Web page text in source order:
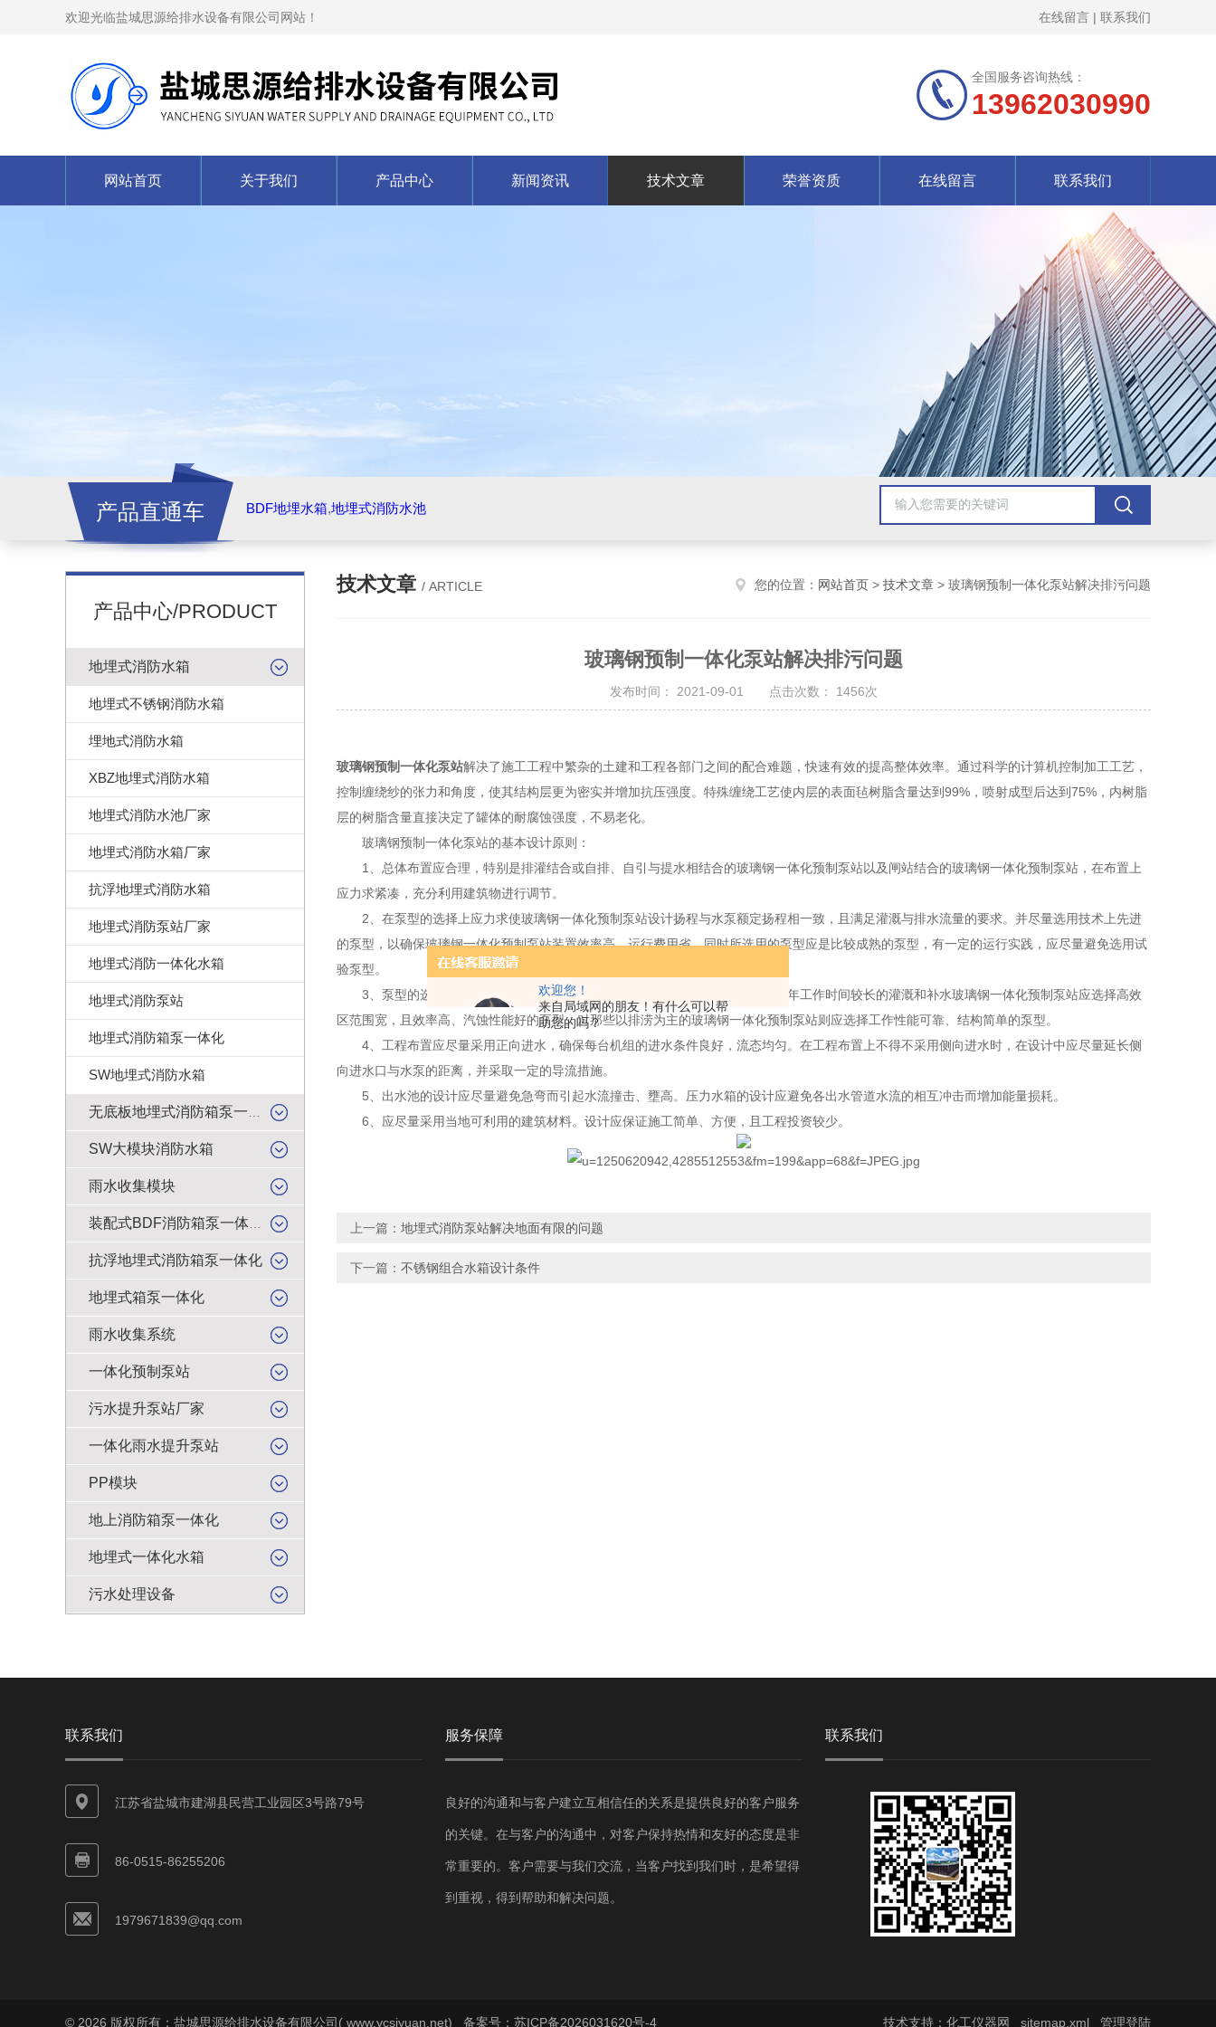
欢迎您！
来自局域网的朋友！有什么可以帮
助您的吗？
欢迎光临盐城思源给排水设备有限公司网站！ 在线留言 | 联系我们
全国服务咨询热线：
13962030990
网站首页 关于我们 产品中心 新闻资讯 技术文章 荣誉资质 在线留言 联系我们
产品直通车 BDF地埋水箱,地埋式消防水池
产品中心/PRODUCT
地埋式消防水箱
地埋式不锈钢消防水箱
埋地式消防水箱
XBZ地埋式消防水箱
地埋式消防水池厂家
地埋式消防水箱厂家
抗浮地埋式消防水箱
地埋式消防泵站厂家
地埋式消防一体化水箱
地埋式消防泵站
地埋式消防箱泵一体化
SW地埋式消防水箱
SW大模块消防水箱
雨水收集模块
抗浮地埋式消防箱泵一体化
地埋式箱泵一体化
雨水收集系统
一体化预制泵站
污水提升泵站厂家
一体化雨水提升泵站
PP模块
地上消防箱泵一体化
地埋式一体化水箱
污水处理设备
技术文章 / ARTICLE 您的位置： 网站首页 > 技术文章 > 玻璃钢预制一体化泵站解决排污问题
玻璃钢预制一体化泵站解决排污问题
发布时间： 2021-09-01 点击次数： 1456次
玻璃钢预制一体化泵站解决了施工工程中繁杂的土建和工程各部门之间的配合难题，快速有效的提高整体效率。通过科学的计算机控制加工工艺，
控制缠绕纱的张力和角度，使其结构层更为密实并增加抗压强度。特殊缠绕工艺使内层的表面毡树脂含量达到99%，喷射成型后达到75%，内树脂
层的树脂含量直接决定了罐体的耐腐蚀强度，不易老化。
玻璃钢预制一体化泵站的基本设计原则：
1、总体布置应合理，特别是排灌结合或自排、自引与提水相结合的玻璃钢一体化预制泵站以及闸站结合的玻璃钢一体化预制泵站，在布置上
应力求紧凑，充分利用建筑物进行调节。
2、在泵型的选择上应力求使玻璃钢一体化预制泵站设计扬程与水泵额定扬程相一致，且满足灌溉与排水流量的要求。并尽量选用技术上先进
的泵型，以确保玻璃钢一体化预制泵站装置效率高，运行费用省。同时所选用的泵型应是比较成熟的泵型，有一定的运行实践，应尽量避免选用试
验泵型。
3、泵型的选择要充分考虑玻璃钢一体化预制泵站的用途和工作性质。对那些年工作时间较长的灌溉和补水玻璃钢一体化预制泵站应选择高效
区范围宽，且效率高、汽蚀性能好的泵型。对那些以排涝为主的玻璃钢一体化预制泵站则应选择工作性能可靠、结构简单的泵型。
4、工程布置应尽量采用正向进水，确保每台机组的进水条件良好，流态均匀。在工程布置上不得不采用侧向进水时，在设计中应尽量延长侧
向进水口与水泵的距离，并采取一定的导流措施。
5、出水池的设计应尽量避免急弯而引起水流撞击、壅高。压力水箱的设计应避免各出水管道水流的相互冲击而增加能量损耗。
6、应尽量采用当地可利用的建筑材料。设计应保证施工简单、方便，且工程投资较少。
上一篇： 地埋式消防泵站解决地面有限的问题
下一篇： 不锈钢组合水箱设计条件
联系我们
江苏省盐城市建湖县民营工业园区3号路79号
86-0515-86255206
1979671839@qq.com
服务保障
良好的沟通和与客户建立互相信任的关系是提供良好的客户服务
的关键。在与客户的沟通中，对客户保持热情和友好的态度是非
常重要的。客户需要与我们交流，当客户找到我们时，是希望得
到重视，得到帮助和解决问题。
联系我们
技术支持： 化工仪器网 sitemap.xml 管理登陆
© 2026 版权所有：盐城思源给排水设备有限公司( www.ycsiyuan.net) 备案号：苏ICP备2026031620号-4